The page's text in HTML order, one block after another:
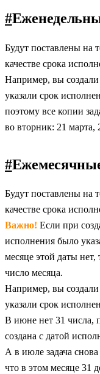
#
Будут поставлены на
качестве срока
Например, вы
указали срок
поэтому все копии
во вторник: 21 марта,
#
Будут поставлены на
качестве срока
Важно! Если при
исполнения было
месяце этой даты нет,
число месяца.
Например, вы
указали срок
В июне нет 31 числа,
создана с датой
А в июле задача
что в этом месяце 31